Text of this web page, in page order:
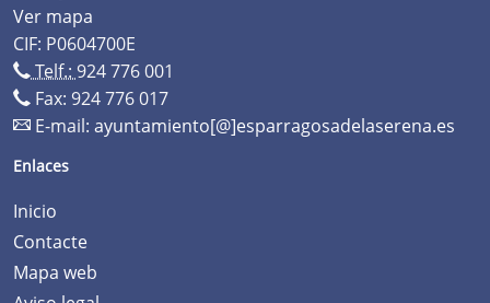
Ver mapa
CIF: P0604700E
Telf.: 924 776 001
Fax: 924 776 017
E-mail: ayuntamiento[@]esparragosadelaserena.es
Enlaces
Inicio
Contacte
Mapa web